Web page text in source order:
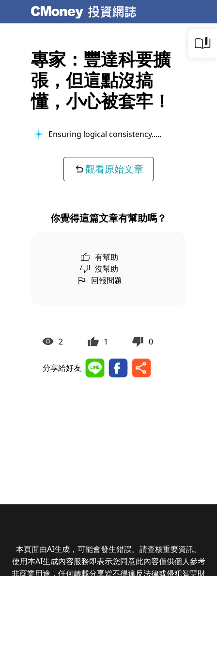
專家：豐達科要擴
張，但這點沒搞
懂，小心被套牢！
Ensuring logical consistency...
觀看原始文章
你覺得這篇文章有幫助嗎？
有幫助
沒幫助
回報問題
2 1 0
分享給好友
本頁面由AI生成，可能會發生錯誤。請查核重要資訊。
使用本AI生成內容服務即表示您同意此內容僅供個人參考
非商業用途，任何轉載分享皆不得違反法律或侵犯智慧財